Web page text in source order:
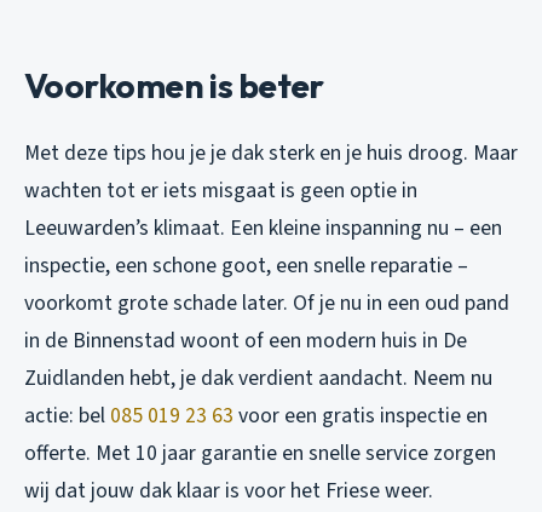
Voorkomen is beter
Met deze tips hou je je dak sterk en je huis droog. Maar
wachten tot er iets misgaat is geen optie in
Leeuwarden’s klimaat. Een kleine inspanning nu – een
inspectie, een schone goot, een snelle reparatie –
voorkomt grote schade later. Of je nu in een oud pand
in de Binnenstad woont of een modern huis in De
Zuidlanden hebt, je dak verdient aandacht. Neem nu
actie: bel 085 019 23 63 voor een gratis inspectie en
offerte. Met 10 jaar garantie en snelle service zorgen
wij dat jouw dak klaar is voor het Friese weer.